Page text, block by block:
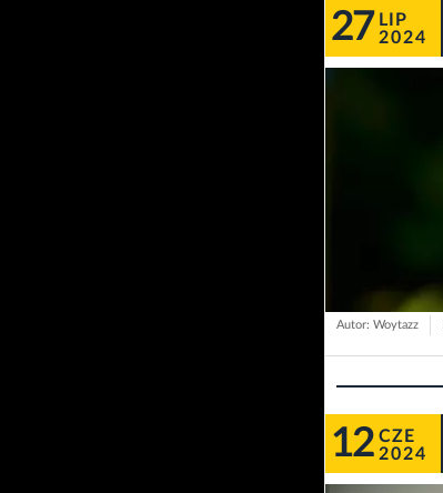
27 LIP
2024
Autor: Woytazz
12 CZE
2024